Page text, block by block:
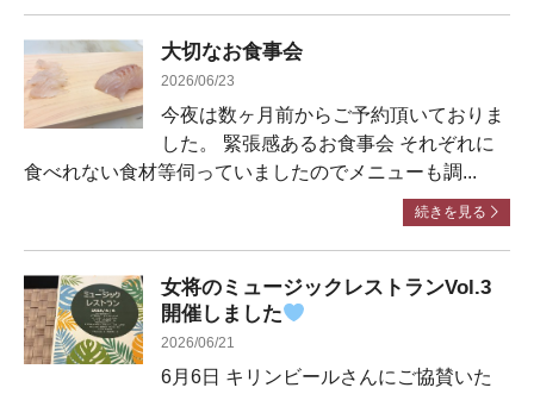
大切なお食事会
2026/06/23
今夜は数ヶ月前からご予約頂いておりま
した。 緊張感あるお食事会 それぞれに
食べれない食材等伺っていましたのでメニューも調...
続きを見る
女将のミュージックレストランVol.3
開催しました
2026/06/21
6月6日 キリンビールさんにご協賛いた